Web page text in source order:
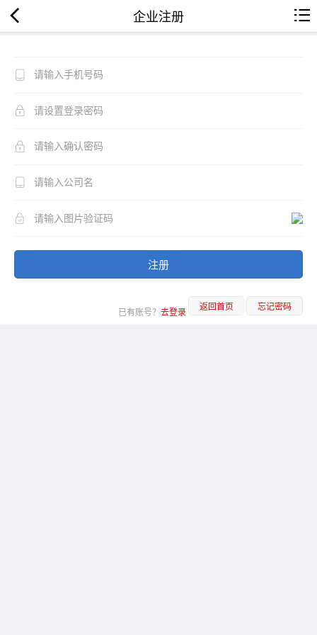
企业注册
注册
已有账号？ 去登录 返回首页 忘记密码